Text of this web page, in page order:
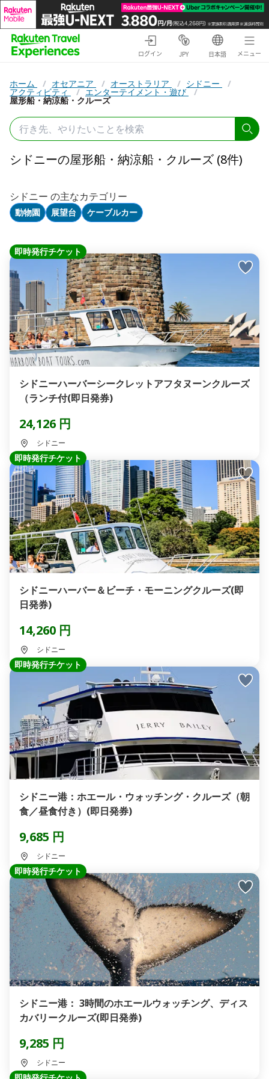
ログイン JPY 日本語 メニュー
ホーム / オセアニア / オーストラリア / シドニー /
アクティビティ / エンターテイメント・遊び /
屋形船・納涼船・クルーズ
シドニーの屋形船・納涼船・クルーズ (8件)
シドニー の主なカテゴリー
動物園 展望台 ケーブルカー
即時発行チケット
シドニーハーバーシークレットアフタヌーンクルーズ
（ランチ付(即日発券)
24,126 円
シドニー
即時発行チケット
シドニーハーバー＆ビーチ・モーニングクルーズ(即
日発券)
14,260 円
シドニー
即時発行チケット
シドニー港：ホエール・ウォッチング・クルーズ（朝
食／昼食付き）(即日発券)
9,685 円
シドニー
即時発行チケット
シドニー港： 3時間のホエールウォッチング、ディス
カバリークルーズ(即日発券)
9,285 円
シドニー